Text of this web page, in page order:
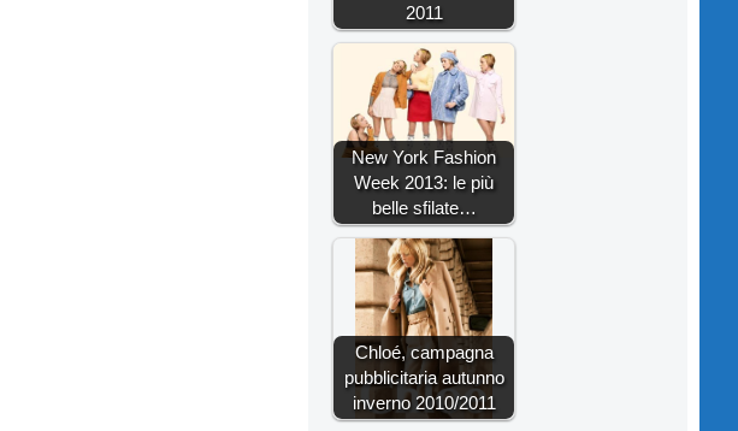
2011
New York Fashion
Week 2013: le più
belle sfilate…
Chloé, campagna
pubblicitaria autunno
inverno 2010/2011